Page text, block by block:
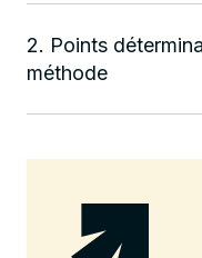
2. Points
méthode